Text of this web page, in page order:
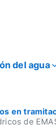
del agua
en
de